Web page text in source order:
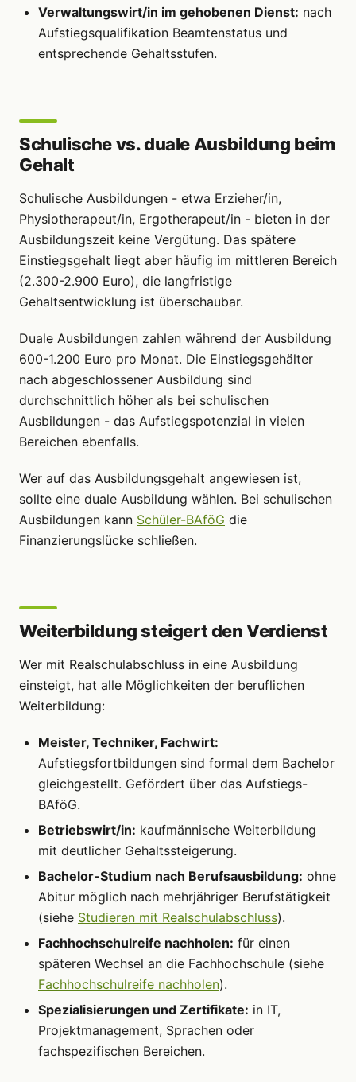
Verwaltungswirt/in im gehobenen Dienst: nach
Aufstiegsqualifikation Beamtenstatus und
entsprechende Gehaltsstufen.
Schulische vs. duale Ausbildung beim
Gehalt
Schulische Ausbildungen - etwa Erzieher/in,
Physiotherapeut/in, Ergotherapeut/in - bieten in der
Ausbildungszeit keine Vergütung. Das spätere
Einstiegsgehalt liegt aber häufig im mittleren Bereich
(2.300-2.900 Euro), die langfristige
Gehaltsentwicklung ist überschaubar.
Duale Ausbildungen zahlen während der Ausbildung
600-1.200 Euro pro Monat. Die Einstiegsgehälter
nach abgeschlossener Ausbildung sind
durchschnittlich höher als bei schulischen
Ausbildungen - das Aufstiegspotenzial in vielen
Bereichen ebenfalls.
Wer auf das Ausbildungsgehalt angewiesen ist,
sollte eine duale Ausbildung wählen. Bei schulischen
Ausbildungen kann Schüler-BAföG die
Finanzierungslücke schließen.
Weiterbildung steigert den Verdienst
Wer mit Realschulabschluss in eine Ausbildung
einsteigt, hat alle Möglichkeiten der beruflichen
Weiterbildung:
Meister, Techniker, Fachwirt:
Aufstiegsfortbildungen sind formal dem Bachelor
gleichgestellt. Gefördert über das Aufstiegs-
BAföG.
Betriebswirt/in: kaufmännische Weiterbildung
mit deutlicher Gehaltssteigerung.
Bachelor-Studium nach Berufsausbildung: ohne
Abitur möglich nach mehrjähriger Berufstätigkeit
(siehe Studieren mit Realschulabschluss).
Fachhochschulreife nachholen: für einen
späteren Wechsel an die Fachhochschule (siehe
Fachhochschulreife nachholen).
Spezialisierungen und Zertifikate: in IT,
Projektmanagement, Sprachen oder
fachspezifischen Bereichen.